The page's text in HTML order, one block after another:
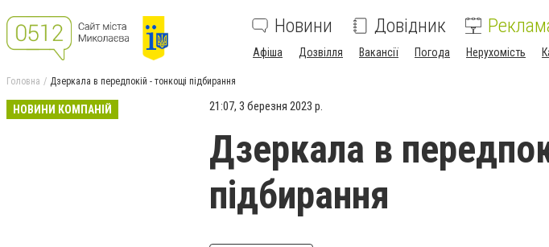
Новини Довідник
Афіша Дозвілля Вакансії Погода Нерухомість
Головна Дзеркала в передпокій - тонкощі підбирання
НОВИНИ КОМПАНІЙ 21:07, 3 березня 2023 р.
Дзеркала в
підбирання